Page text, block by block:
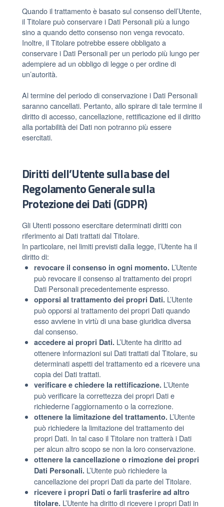
Quando il trattamento è basato sul consenso dell’Utente,
il Titolare può conservare i Dati Personali più a lungo
sino a quando detto consenso non venga revocato.
Inoltre, il Titolare potrebbe essere obbligato a
conservare i Dati Personali per un periodo più lungo per
adempiere ad un obbligo di legge o per ordine di
un’autorità.
Al termine del periodo di conservazione i Dati Personali
saranno cancellati. Pertanto, allo spirare di tale termine il
diritto di accesso, cancellazione, rettificazione ed il diritto
alla portabilità dei Dati non potranno più essere
esercitati.
Diritti dell’Utente sulla base del
Regolamento Generale sulla
Protezione dei Dati (GDPR)
Gli Utenti possono esercitare determinati diritti con
riferimento ai Dati trattati dal Titolare.
In particolare, nei limiti previsti dalla legge, l’Utente ha il
diritto di:
revocare il consenso in ogni momento. L’Utente
può revocare il consenso al trattamento dei propri
Dati Personali precedentemente espresso.
opporsi al trattamento dei propri Dati. L’Utente
può opporsi al trattamento dei propri Dati quando
esso avviene in virtù di una base giuridica diversa
dal consenso.
accedere ai propri Dati. L’Utente ha diritto ad
ottenere informazioni sui Dati trattati dal Titolare, su
determinati aspetti del trattamento ed a ricevere una
copia dei Dati trattati.
verificare e chiedere la rettificazione. L’Utente
può verificare la correttezza dei propri Dati e
richiederne l’aggiornamento o la correzione.
ottenere la limitazione del trattamento. L’Utente
può richiedere la limitazione del trattamento dei
propri Dati. In tal caso il Titolare non tratterà i Dati
per alcun altro scopo se non la loro conservazione.
ottenere la cancellazione o rimozione dei propri
Dati Personali. L’Utente può richiedere la
cancellazione dei propri Dati da parte del Titolare.
ricevere i propri Dati o farli trasferire ad altro
titolare. L’Utente ha diritto di ricevere i propri Dati in